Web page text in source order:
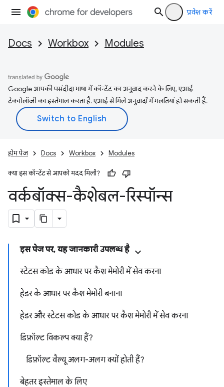
प्रवेश करें
Docs Workbox Modules
Google आपकी पसंदीदा भाषा में कॉन्टेंट का अनुवाद करने के लिए, एआई
टेक्नोलॉजी का इस्तेमाल करता है. एआई से मिले अनुवादों में गलतियां हो सकती हैं.
होम पेज Docs Workbox Modules
क्या इस कॉन्टेंट से आपको मदद मिली?
वर्कबॉक्स-कैशेबल-रिस्पॉन्स
इस पेज पर, यह जानकारी उपलब्ध है
स्टेटस कोड के आधार पर कैश मेमोरी में सेव करना
हेडर के आधार पर कैश मेमोरी बनाना
हेडर और स्टेटस कोड के आधार पर कैश मेमोरी में सेव करना
डिफ़ॉल्ट विकल्प क्या हैं?
डिफ़ॉल्ट वैल्यू अलग-अलग क्यों होती हैं?
बेहतर इस्तेमाल के लिए